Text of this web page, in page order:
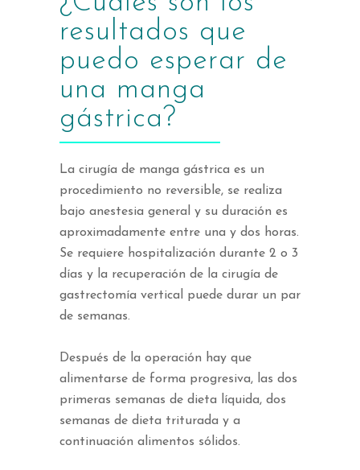
resultados que
puedo esperar de
una manga
gástrica?
La cirugía de manga gástrica es un
procedimiento no reversible, se realiza
bajo anestesia general y su duración es
aproximadamente entre una y dos horas.
Se requiere hospitalización durante 2 o 3
días y la recuperación de la cirugía de
gastrectomía vertical puede durar un par
de semanas.
Después de la operación hay que
alimentarse de forma progresiva, las dos
primeras semanas de dieta líquida, dos
semanas de dieta triturada y a
continuación alimentos sólidos.